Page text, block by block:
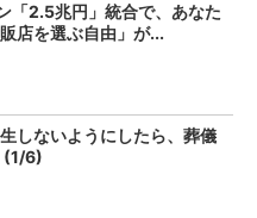
「2.5兆円」統合で、あなた
店を選ぶ自由」が...
しないようにしたら、葬儀
(1/6)